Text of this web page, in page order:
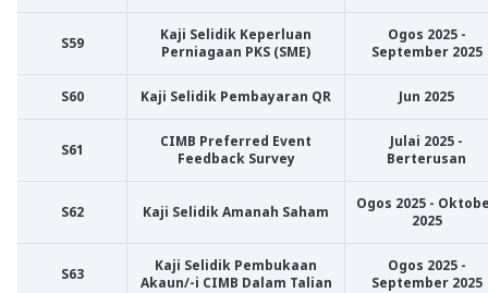
S59
Kaji Selidik Keperluan
Perniagaan PKS (SME)
Ogos 2025 -
September 2025
S60 Kaji Selidik Pembayaran QR Jun 2025
S61
CIMB Preferred Event
Feedback Survey
Julai 2025 -
Berterusan
S62 Kaji Selidik Amanah Saham
Ogos 2025 -
2025
S63
Kaji Selidik Pembukaan
Akaun/-i CIMB Dalam Talian
Ogos 2025 -
September 2025